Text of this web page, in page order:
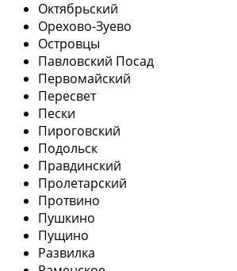
Октябрьский
Орехово-Зуево
Островцы
Павловский Посад
Первомайский
Пересвет
Пески
Пироговский
Подольск
Правдинский
Пролетарский
Протвино
Пушкино
Пущино
Развилка